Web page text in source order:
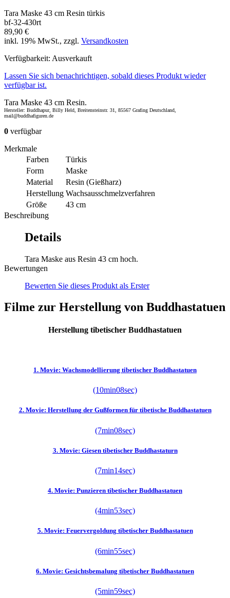
Tara Maske 43 cm Resin türkis
bf-32-430rt
89,90 €
inkl. 19% MwSt., zzgl. Versandkosten
Verfügbarkeit: Ausverkauft
Lassen Sie sich benachrichtigen, sobald dieses Produkt wieder
verfügbar ist.
Tara Maske 43 cm Resin.
Hersteller: Buddhapur, Billy Held, Breitensteinstr. 31, 85567 Grafing Deutschland,
mail@buddhafiguren.de
0 verfügbar
Merkmale
Farben
Türkis
Form
Maske
Material
Resin (Gießharz)
Herstellung Wachsausschmelzverfahren
Größe
43 cm
Beschreibung
Details
Tara Maske aus Resin 43 cm hoch.
Bewertungen
Bewerten Sie dieses Produkt als Erster
Filme zur Herstellung von Buddhastatuen
Herstellung tibetischer Buddhastatuen
1. Movie: Wachsmodellierung tibetischer Buddhastatuen
(10min08sec)
2. Movie: Herstellung der Gußformen für tibetische Buddhastatuen
(7min08sec)
3. Movie: Giesen tibetischer Buddhastaturn
(7min14sec)
4. Movie: Punzieren tibetischer Buddhastatuen
(4min53sec)
5. Movie: Feuervergoldung tibetischer Buddhastatuen
(6min55sec)
6. Movie: Gesichtsbemalung tibetischer Buddhastatuen
(5min59sec)